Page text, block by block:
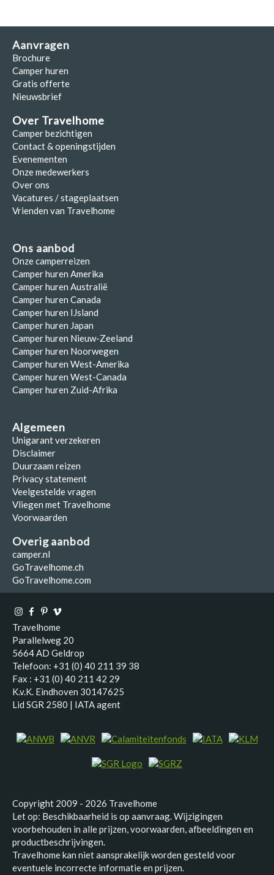
Aanvragen
Brochure
Camper huren
Gratis offerte
Nieuwsbrief
Over Travelhome
Camper bezichtigen
Contact & openingstijden
Evenementen
Onze medewerkers
Over ons
Vacatures / stageplaatsen
Vrienden van Travelhome
Ons aanbod
Onze camperreizen
Camper huren Amerika
Camper huren Australië
Camper huren Canada
Camper huren IJsland
Camper huren Japan
Camper huren Nieuw-Zeeland
Camper huren Noorwegen
Camper huren West-Amerika
Camper huren West-Canada
Camper huren Zuid-Afrika
Algemeen
Unigarant verzekeren
Disclaimer
Duurzaam reizen
Privacy statement
Veelgestelde vragen
Vliegen met Travelhome
Voorwaarden
Overig aanbod
camper.nl
GoTravelhome.ch
GoTravelhome.com
Travelhome
Parallelweg 20
5664 AD Geldrop
Telefoon: +31 (0) 40 211 39 38
Fax : +31 (0) 40 211 42 29
K.v.K. Eindhoven 30147625
Lid SGR 2580 | IATA agent
Copyright 2009 - 2026 Travelhome
Let op: Beschikbaarheid is op aanvraag. Wijzigingen
voorbehouden in alle prijzen, voorwaarden, afbeeldingen en
productbeschrijvingen.
Travelhome kan niet aansprakelijk worden gesteld voor
eventuele incorrecte informatie en prijzen.